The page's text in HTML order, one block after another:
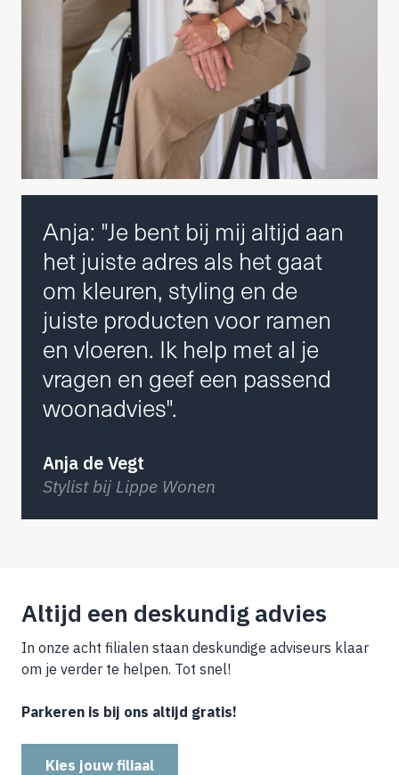
Anja: "Je bent bij mij altijd aan
het juiste adres als het gaat
om kleuren, styling en de
juiste producten voor ramen
en vloeren. Ik help met al je
vragen en geef een passend
woonadvies".
Anja de Vegt
Stylist bij Lippe Wonen
Altijd een deskundig advies
In onze acht filialen staan deskundige adviseurs klaar
om je verder te helpen. Tot snel!
Parkeren is bij ons altijd gratis!
Kies jouw filiaal